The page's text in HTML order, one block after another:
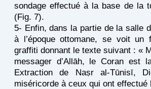
sondage effectué à la base de la
(Fig. 7).
5- Enfin, dans la partie de la salle
à l’époque ottomane, se voit un
graffiti donnant le texte suivant : «
messager d’Allāh, le Coran est
Extraction de Naṣr al-Tūnisī,
miséricorde à ceux qui ont effectué